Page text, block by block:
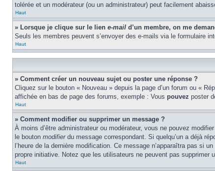
tolérée et un modérateur (ou un administrateur) peut facilement
Haut
» Lorsque je clique sur le lien e-mail d’un membre, on me
Seuls les membres peuvent s’envoyer des e-mails via le formulaire
Haut
» Comment créer un nouveau sujet ou poster une réponse ?
Cliquez sur le bouton « Nouveau » depuis la page d’un forum ou «
affichée en bas de page des forums, exemple : Vous pouvez poster
Haut
» Comment modifier ou supprimer un message ?
À moins d’être administrateur ou modérateur, vous ne pouvez
le bouton modifierdu message correspondant. Si quelqu’un a déjà
l’heure de la dernière modification. Ce message n’apparaîtra pas si
propre initiative. Notez que les utilisateurs ne peuvent pas supprimer
Haut